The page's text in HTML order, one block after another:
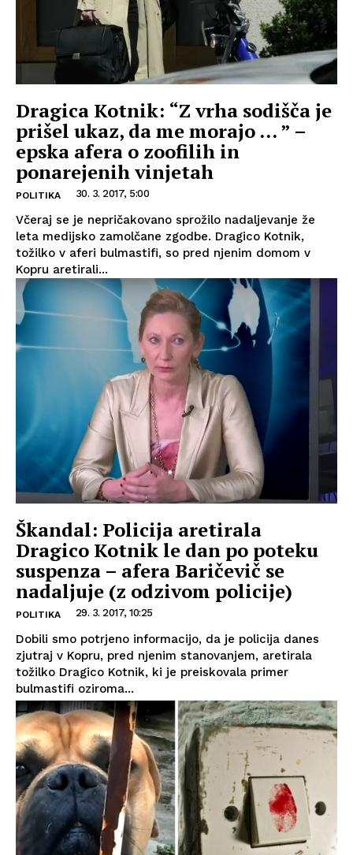
Dragica Kotnik: “Z vrha sodišča je
prišel ukaz, da me morajo … ” –
epska afera o zoofilih in
ponarejenih vinjetah
POLITIKA 30. 3. 2017, 5:00
Včeraj se je nepričakovano sprožilo nadaljevanje že
leta medijsko zamolčane zgodbe. Dragico Kotnik,
tožilko v aferi bulmastifi, so pred njenim domom v
Kopru aretirali...
Škandal: Policija aretirala
Dragico Kotnik le dan po poteku
suspenza – afera Baričevič se
nadaljuje (z odzivom policije)
POLITIKA 29. 3. 2017, 10:25
Dobili smo potrjeno informacijo, da je policija danes
zjutraj v Kopru, pred njenim stanovanjem, aretirala
tožilko Dragico Kotnik, ki je preiskovala primer
bulmastifi oziroma...